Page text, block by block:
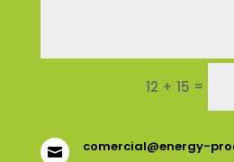
12 + 15 =
 comercial@energy-